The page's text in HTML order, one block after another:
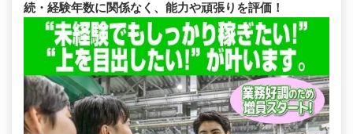
続・経験年数に関係なく、能力や頑張りを評価！